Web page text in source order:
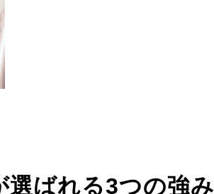
選ばれる3つの強み